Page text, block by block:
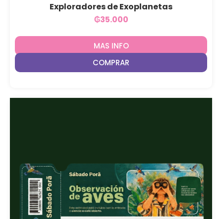
Exploradores de Exoplanetas
₲35.000
MAS INFO
COMPRAR